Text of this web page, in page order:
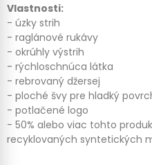
Vlastnosti:
- úzky strih
- raglánové rukávy
- okrúhly výstrih
- rýchloschnúca látka
- rebrovaný džersej
- ploché švy pre hladký
- potlačené logo
- 50% alebo viac tohto
recyklovaných syntetických